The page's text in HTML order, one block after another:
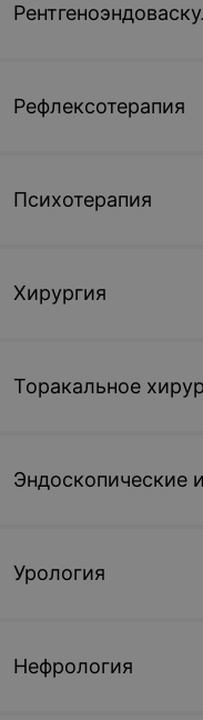
Рефлексотерапия
Психотерапия
Хирургия
Торакальное
Эндоскопические
Урология
Нефрология